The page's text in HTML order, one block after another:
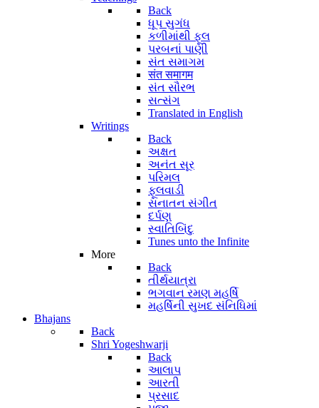
Back
ધૂપ સુગંધ
કળીમાંથી ફૂલ
પરબનાં પાણી
સંત સમાગમ
संत समागम
સંત સૌરભ
સત્સંગ
Translated in English
Writings
Back
અક્ષત
અનંત સૂર
પરિમલ
ફૂલવાડી
સનાતન સંગીત
દર્પણ
સ્વાતિબિંદુ
Tunes unto the Infinite
More
Back
તીર્થયાત્રા
ભગવાન રમણ મહર્ષિ
મહર્ષિની સુખદ સંનિધિમાં
Bhajans
Back
Shri Yogeshwarji
Back
આલાપ
આરતી
પ્રસાદ